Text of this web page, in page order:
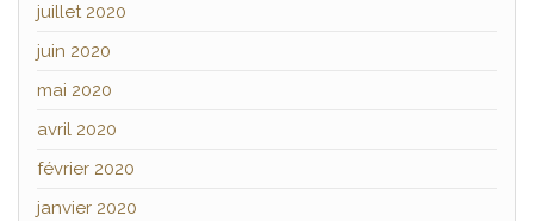
juillet 2020
juin 2020
mai 2020
avril 2020
février 2020
janvier 2020